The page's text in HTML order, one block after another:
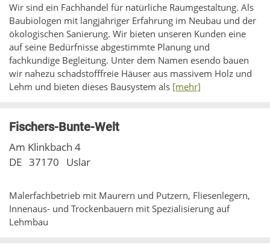
Wir sind ein Fachhandel für natürliche Raumgestaltung. Als
Baubiologen mit langjähriger Erfahrung im Neubau und der
ökologischen Sanierung. Wir bieten unseren Kunden eine
auf seine Bedürfnisse abgestimmte Planung und
fachkundige Begleitung. Unter dem Namen esendo bauen
wir nahezu schadstofffreie Häuser aus massivem Holz und
Lehm und bieten dieses Bausystem als [mehr]
Fischers-Bunte-Welt
Am Klinkbach 4
DE 37170 Uslar
Malerfachbetrieb mit Maurern und Putzern, Fliesenlegern,
Innenaus- und Trockenbauern mit Spezialisierung auf
Lehmbau